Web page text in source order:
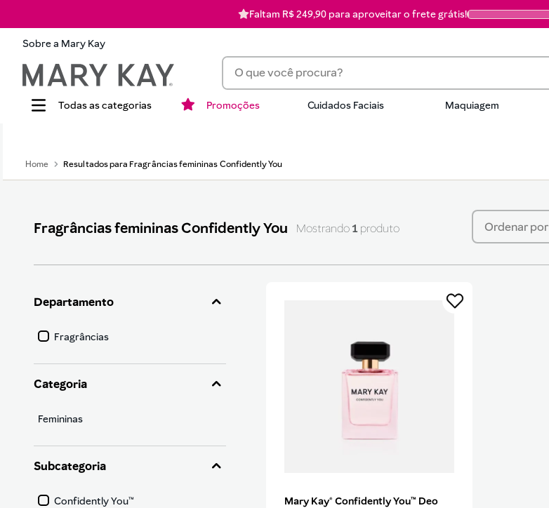
Faltam R$ 249,90 para aproveitar o frete grátis!
Sobre a Mary Kay
O que você procura?
Promoções Cuidados Faciais Maquiagem
Fragrâncias femininas Confidently You
Fragrâncias femininas Confidently You 1 produto Ordenar por
Departamento
Fragrâncias
Categoria
Femininas
Subcategoria
Confidently You™
Mary Kay® Confidently You™ Deo
Termos mais buscados
2 corretivo
hidratante
6 blush